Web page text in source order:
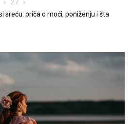
27
sreću: priča o moći, poniženju i šta